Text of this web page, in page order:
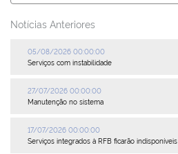
Auxiliares de Comércio
Notícias Anteriores
05/08/2026 00:00:00
Serviços com instabilidade
27/07/2026 00:00:00
Manutenção no sistema
17/07/2026 00:00:00
Serviços integrados à RFB ficarão indisponíveis